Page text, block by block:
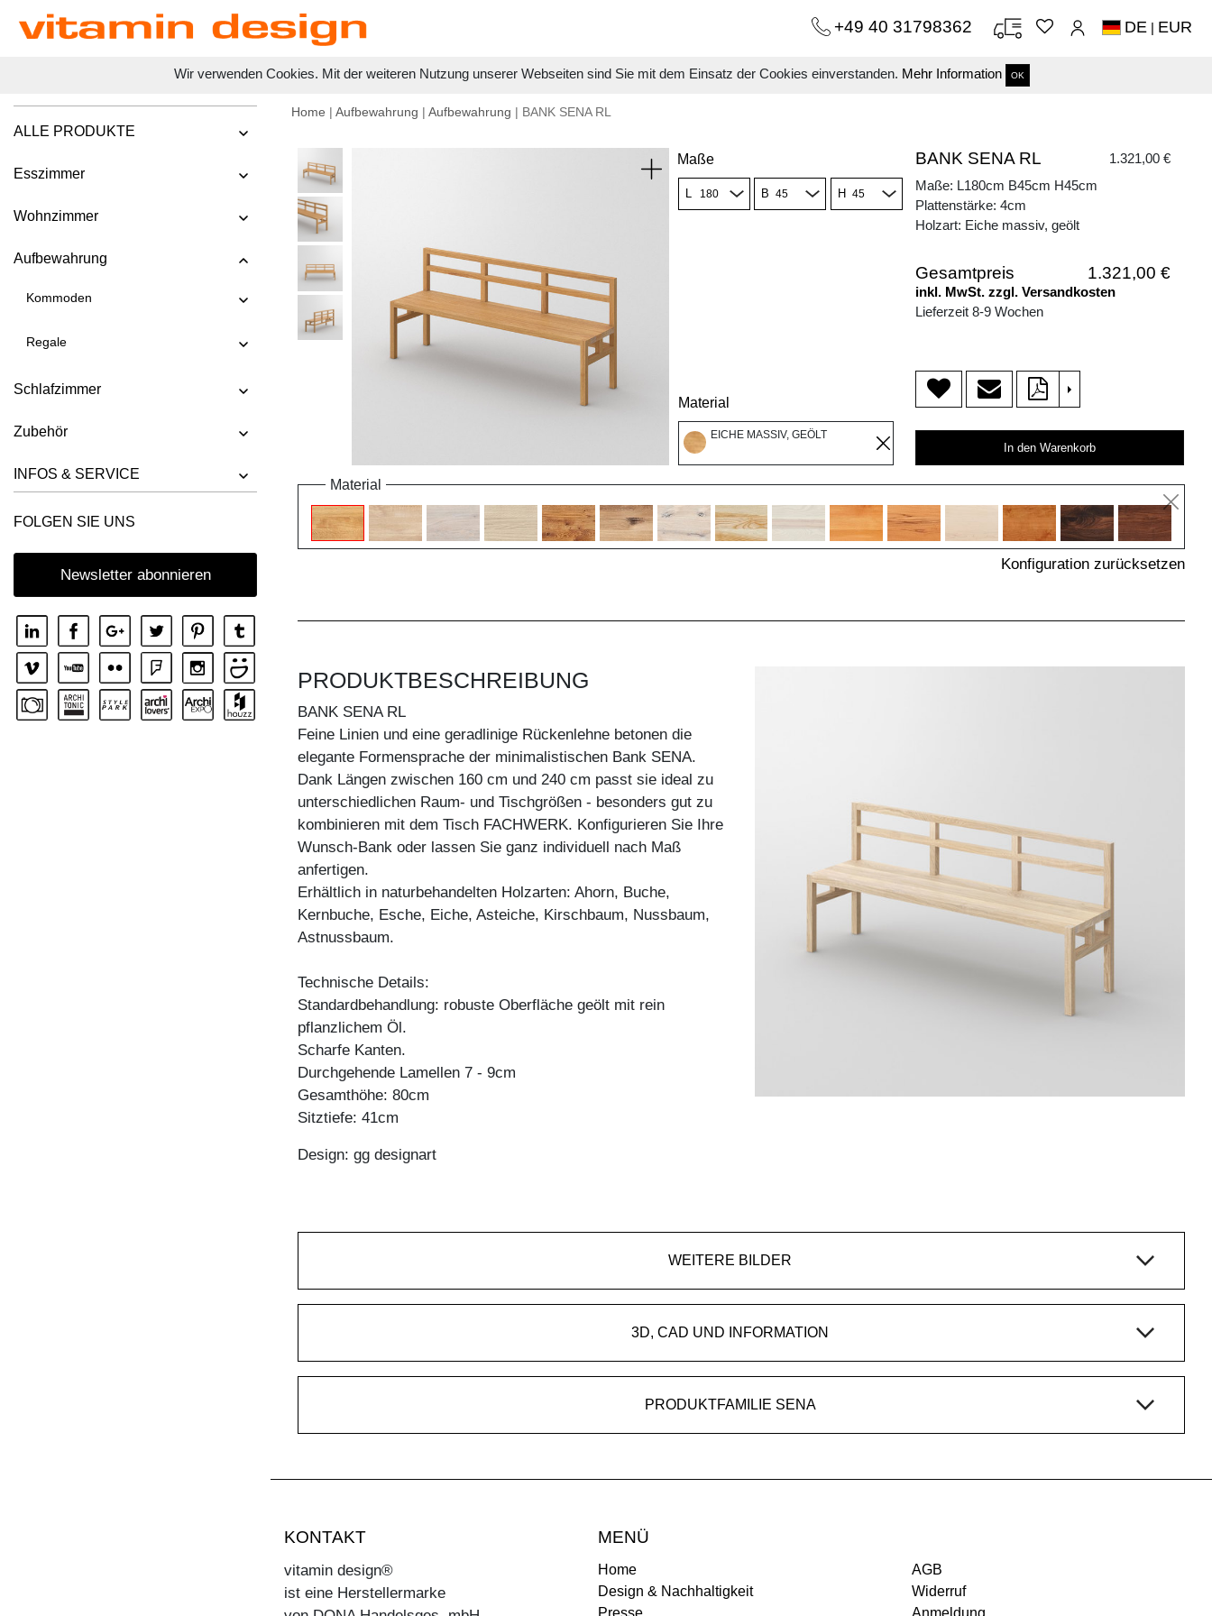
Wir verwenden Cookies. Mit der weiteren Nutzung unserer Webseiten sind Sie mit dem Einsatz der Cookies einverstanden. Mehr Information OK
+49 40 31798362 DE | EUR
ALLE PRODUKTE
Esszimmer
Wohnzimmer
Aufbewahrung
Kommoden
Regale
Schlafzimmer
Zubehör
INFOS & SERVICE
FOLGEN SIE UNS
Newsletter abonnieren
Home | Aufbewahrung | Aufbewahrung | BANK SENA RL
Maße
L B H
Material
EICHE MASSIV, GEÖLT
BANK SENA RL
1.321,00 €
Maße: L180cm B45cm H45cm
Plattenstärke: 4cm
Holzart: Eiche massiv, geölt
Gesamtpreis 1.321,00 €
inkl. MwSt. zzgl. Versandkosten
Lieferzeit 8-9 Wochen
>
In den Warenkorb
Material
Konfiguration zurücksetzen
PRODUKTBESCHREIBUNG
BANK SENA RL
Feine Linien und eine geradlinige Rückenlehne betonen die
elegante Formensprache der minimalistischen Bank SENA.
Dank Längen zwischen 160 cm und 240 cm passt sie ideal zu
unterschiedlichen Raum- und Tischgrößen - besonders gut zu
kombinieren mit dem Tisch FACHWERK. Konfigurieren Sie Ihre
Wunsch-Bank oder lassen Sie ganz individuell nach Maß
anfertigen.
Erhältlich in naturbehandelten Holzarten: Ahorn, Buche,
Kernbuche, Esche, Eiche, Asteiche, Kirschbaum, Nussbaum,
Astnussbaum.
Technische Details:
Standardbehandlung: robuste Oberfläche geölt mit rein
pflanzlichem Öl.
Scharfe Kanten.
Durchgehende Lamellen 7 - 9cm
Gesamthöhe: 80cm
Sitztiefe: 41cm
Design: gg designart
WEITERE BILDER
3D, CAD UND INFORMATION
PRODUKTFAMILIE SENA
KONTAKT
vitamin design®
ist eine Herstellermarke
MENÜ
Home
Design & Nachhaltigkeit
AGB
Widerruf